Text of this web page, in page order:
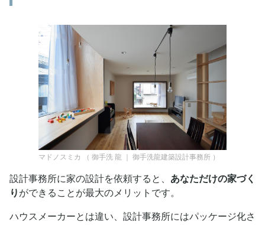
マドノスミカ （ 御手洗 龍 ｜ 御手洗龍建築設計事務所 ）
設計事務所に家の設計を依頼すると、 あなただけの家づく
り ができることが最大のメリットです。
ハウスメーカーとは違い、設計事務所にはパッケージ化さ